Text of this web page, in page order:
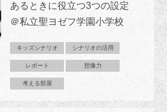
あるときに役立つ3つの設定
＠私立聖ヨゼフ学園小学校
キッズシナリオ シナリオの活用
レポート 想像力
考える部屋